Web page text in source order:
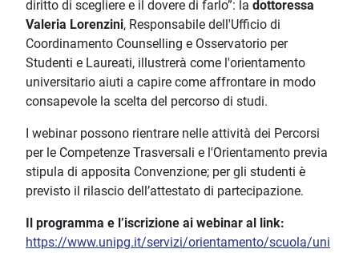
diritto di scegliere e il dovere di farlo”: la dottoressa
Valeria Lorenzini, Responsabile dell'Ufficio di
Coordinamento Counselling e Osservatorio per
Studenti e Laureati, illustrerà come l'orientamento
universitario aiuti a capire come affrontare in modo
consapevole la scelta del percorso di studi.
I webinar possono rientrare nelle attività dei Percorsi
per le Competenze Trasversali e l'Orientamento previa
stipula di apposita Convenzione; per gli studenti è
previsto il rilascio dell’attestato di partecipazione.
Il programma e l’iscrizione ai webinar al link:
https://www.unipg.it/servizi/orientamento/scuola/uni